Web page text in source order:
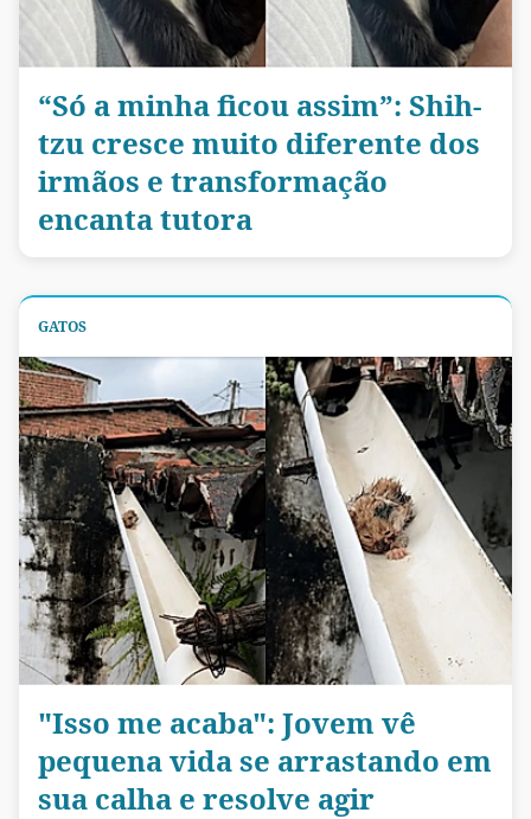
“Só a minha ficou assim”: Shih-
tzu cresce muito diferente dos
irmãos e transformação
encanta tutora
GATOS
"Isso me acaba": Jovem vê
pequena vida se arrastando em
sua calha e resolve agir